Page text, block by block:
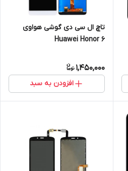
تاچ ال سی دی گوشی هواوی
Huawei Honor 6
1,450,000
افزودن به سبد